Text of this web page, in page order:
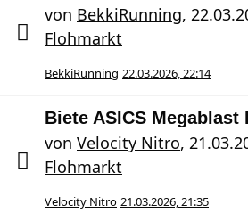
von BekkiRunning,
Flohmarkt
BekkiRunning 22.03.2026, 22:14
Biete ASICS Megablast
von Velocity Nitro,
Flohmarkt
Velocity Nitro 21.03.2026, 21:35